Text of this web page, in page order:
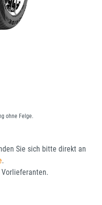
ohne Felge.
Sie sich bitte direkt an
.
Vorlieferanten.